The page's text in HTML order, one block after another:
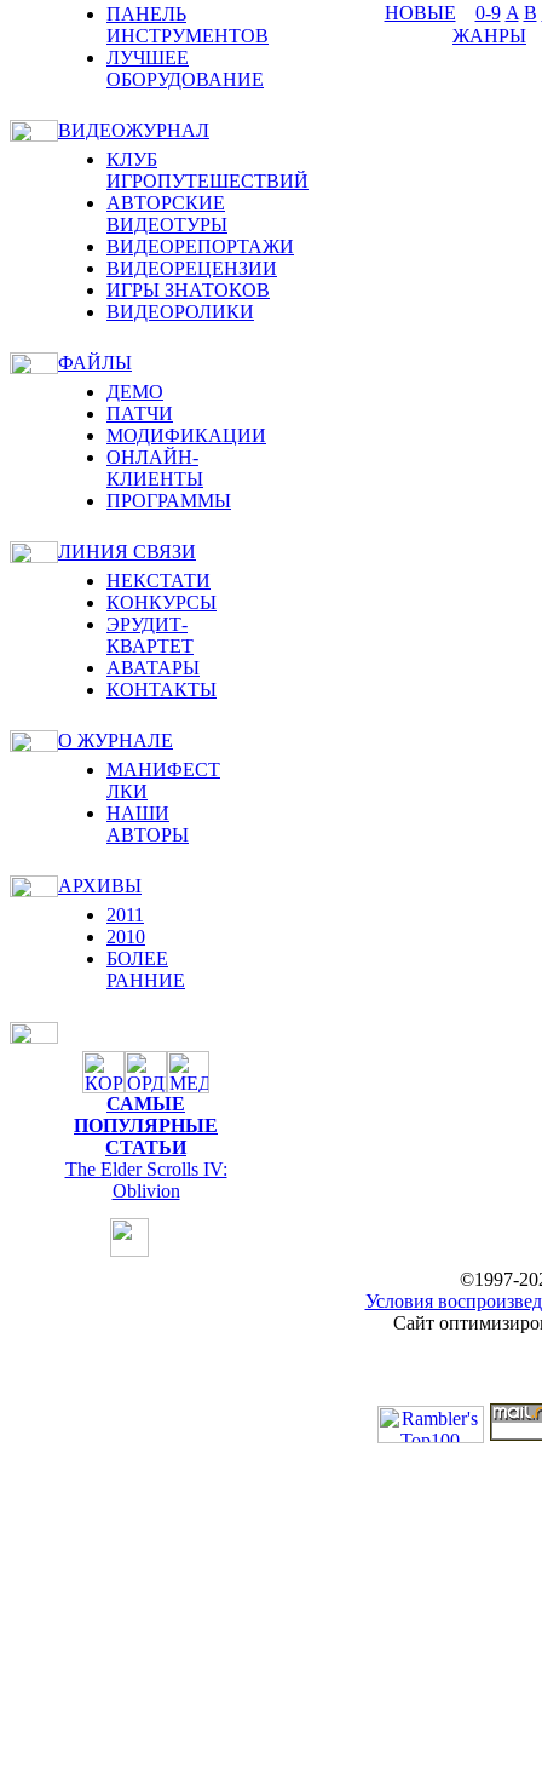
ПАНЕЛЬ
ИНСТРУМЕНТОВ
ЛУЧШЕЕ
ОБОРУДОВАНИЕ
ВИДЕОЖУРНАЛ
КЛУБ
ИГРОПУТЕШЕСТВИЙ
АВТОРСКИЕ
ВИДЕОТУРЫ
ВИДЕОРЕПОРТАЖИ
ВИДЕОРЕЦЕНЗИИ
ИГРЫ ЗНАТОКОВ
ВИДЕОРОЛИКИ
ФАЙЛЫ
ДЕМО
ПАТЧИ
МОДИФИКАЦИИ
ОНЛАЙН-
КЛИЕНТЫ
ПРОГРАММЫ
ЛИНИЯ СВЯЗИ
НЕКСТАТИ
КОНКУРСЫ
ЭРУДИТ-
КВАРТЕТ
АВАТАРЫ
КОНТАКТЫ
О ЖУРНАЛЕ
МАНИФЕСТ
ЛКИ
НАШИ
АВТОРЫ
АРХИВЫ
2011
2010
БОЛЕЕ
РАННИЕ
САМЫЕ
ПОПУЛЯРНЫЕ
СТАТЬИ
The Elder Scrolls IV:
Oblivion
НОВЫЕ 0-9 A B
ЖАНРЫ
©1997-
Условия
Сайт